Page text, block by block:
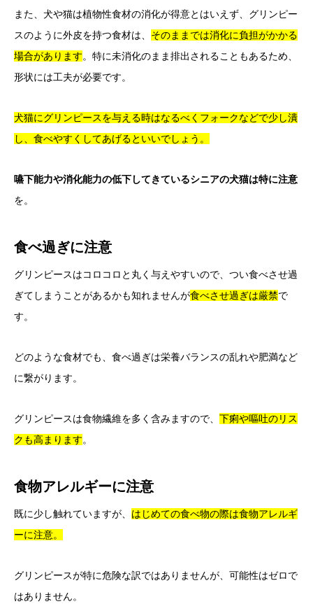
また、犬や猫は植物性食材の消化が得意とはいえず、グリンピー
スのように外皮を持つ食材は、 そのままでは消化に負担がかかる
場合があります。特に未消化のまま排出されることもあるため、
形状には工夫が必要です。
犬猫にグリンピースを与える時はなるべくフォークなどで少し潰
し、食べやすくしてあげるといいでしょう。
嚥下能力や消化能力の低下してきているシニアの犬猫は特に注意
を。
食べ過ぎに注意
グリンピースはコロコロと丸く与えやすいので、つい食べさせ過
ぎてしまうことがあるかも知れませんが食べさせ過ぎは厳禁で
す。
どのような食材でも、食べ過ぎは栄養バランスの乱れや肥満など
に繋がります。
グリンピースは食物繊維を多く含みますので、 下痢や嘔吐のリス
クも高まります。
食物アレルギーに注意
既に少し触れていますが、 はじめての食べ物の際は食物アレルギ
ーに注意。
グリンピースが特に危険な訳ではありませんが、可能性はゼロで
はありません。